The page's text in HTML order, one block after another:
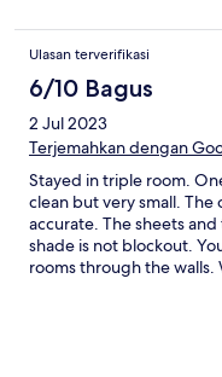
Ulasan terverifikasi
6/10 Bagus
2 Jul 2023
Terjemahkan dengan
Stayed in triple room.
clean but very small.
accurate. The sheets
shade is not blockout.
rooms through the walls.